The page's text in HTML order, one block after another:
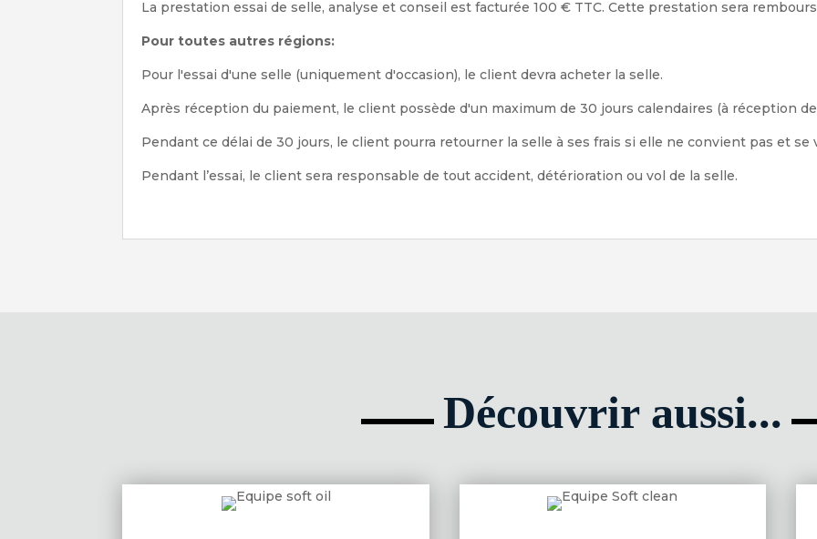
La prestation essai de selle, analyse et conseil est facturée 100 € TTC. Cette prestation sera
Pour toutes autres régions:
Pour l'essai d'une selle (uniquement d'occasion), le client devra acheter la selle.
Après réception du paiement, le client possède d'un maximum de 30 jours calendaires (à réception de
Pendant ce délai de 30 jours, le client pourra retourner la selle à ses frais si elle ne convient pas et se
Pendant l’essai, le client sera responsable de tout accident, détérioration ou vol de la selle.
Découvrir aussi...